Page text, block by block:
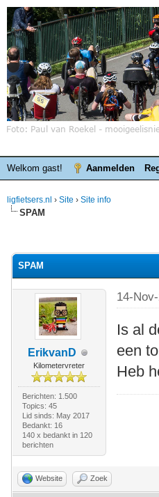
Welkom gast! Aanmelden
ligfietsers.nl › Site › Site info
SPAM
SPAM
ErikvanD
Kilometervreter
Berichten: 1.500
Topics: 45
Lid sinds: May 2017
Bedankt: 16
140 x bedankt in 120
berichten
14-
Is al
een
Heb
Website Zoek